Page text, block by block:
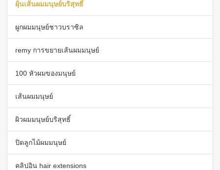
ผุ้นเส้นผมมนุษย์บริสุทธิ์
ผูกผมมนุษย์ชาวบราซิล
remy การขยายเส้นผมมนุษย์
100 หัวผมของมนุษย์
เส้นผมมนุษย์
ผิวผมมนุษย์บริสุทธิ์
ปิดลูกไม้ผมมนุษย์
คลิปอิน hair extensions